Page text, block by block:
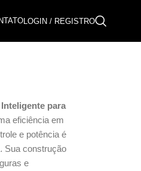
LOGIN / REGISTRO
para
eficiência em
e potência é
Sua construção
e